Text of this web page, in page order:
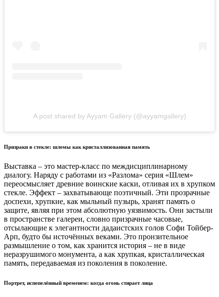
A post shared by Ayyam Gallery (@ayyamgallery)
Призраки в стекле: шлемы как кристаллизованная память
Выставка – это мастер-класс по междисциплинарному
диалогу. Наряду с работами из «Разлома» серия «Шлем»
переосмысляет древние воинские каски, отливая их в хрупком
стекле. Эффект – захватывающе поэтичный. Эти прозрачные
доспехи, хрупкие, как мыльный пузырь, хранят память о
защите, являя при этом абсолютную уязвимость. Они застыли
в пространстве галереи, словно призрачные часовые,
отсылающие к элегантности дадаистских голов Софи Тойбер-
Арп, будто бы источённых веками. Это пронзительное
размышление о том, как хранится история – не в виде
неразрушимого монумента, а как хрупкая, кристаллическая
память, передаваемая из поколения в поколение.
Портрет, испепелённый временем: когда огонь стирает лица